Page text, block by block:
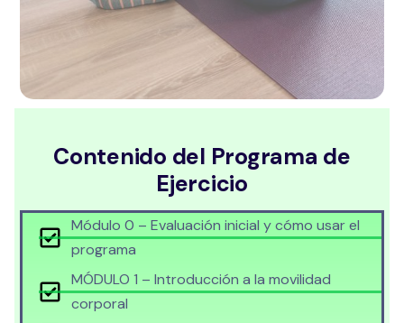
Contenido del Programa de
Ejercicio
Módulo 0 – Evaluación inicial y cómo usar el
programa
MÓDULO 1 – Introducción a la movilidad
corporal